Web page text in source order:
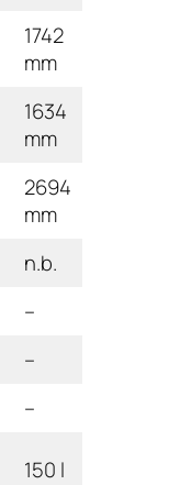
1742
mm
1634
mm
2694
mm
n.b.
–
–
–
150 l